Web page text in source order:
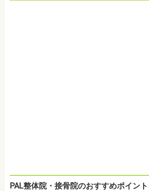
PAL整体院・接骨院のおすすめポイント